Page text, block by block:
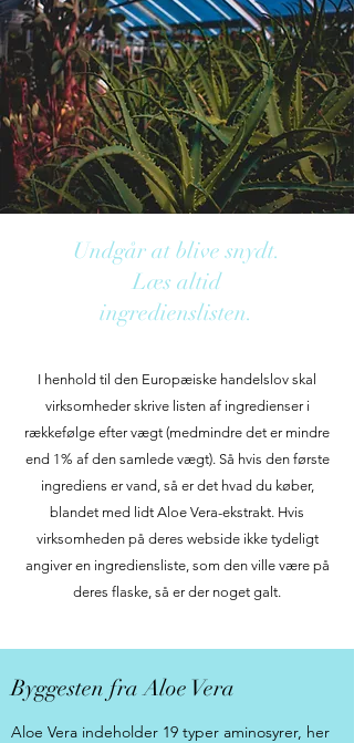
Undgår at blive snydt.
Læs altid
ingredienslisten.
I henhold til den Europæiske handelslov skal
virksomheder skrive listen af ingredienser i
rækkefølge efter vægt (medmindre det er mindre
end 1% af den samlede vægt). Så hvis den første
ingrediens er vand, så er det hvad du køber,
blandet med lidt Aloe Vera-ekstrakt. Hvis
virksomheden på deres webside ikke tydeligt
angiver en ingrediensliste, som den ville være på
deres flaske, så er der noget galt.
Byggesten fra Aloe Vera
Aloe Vera indeholder 19 typer aminosyrer, her